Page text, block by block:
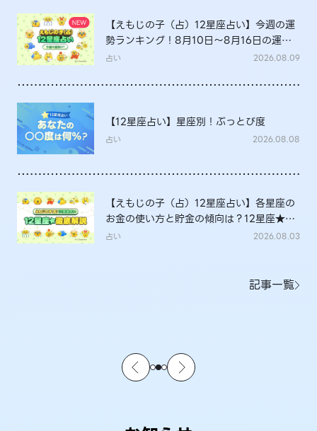
【えもじの子（占）12星座占い】今週の運
勢ランキング！8月10日～8月16日の運勢
は？
占い 2026.08.09
【12星座占い】星座別！ぶっとび度
占い 2026.08.08
【えもじの子（占）12星座占い】各星座の
お金の使い方と貯金の傾向は？12星座★徹
底解説
占い 2026.08.03
記事一覧